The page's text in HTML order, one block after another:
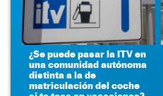
¿Se puede pasar la ITV en
una comunidad autónoma
distinta a la de
matriculación del coche